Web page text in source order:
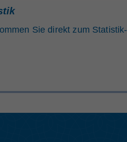
Sie direkt zum Statistik-